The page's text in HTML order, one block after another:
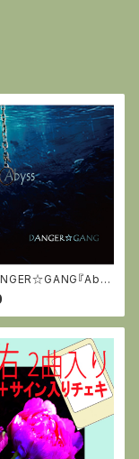
『Aby